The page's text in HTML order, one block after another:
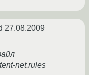
27.08.2009
net.rules